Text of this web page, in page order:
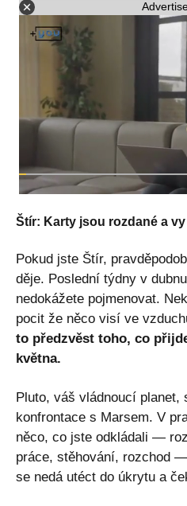
Štír: Karty jsou rozdané a
Pokud jste Štír,
děje. Poslední týdny v
nedokážete pojmenovat.
pocit že něco visí ve
to předzvěst toho, co
května.
Pluto, váš vládnoucí planet,
konfrontace s Marsem. V
něco, co jste odkládali —
práce, stěhování, rozchod
se nedá utéct do úkrytu a